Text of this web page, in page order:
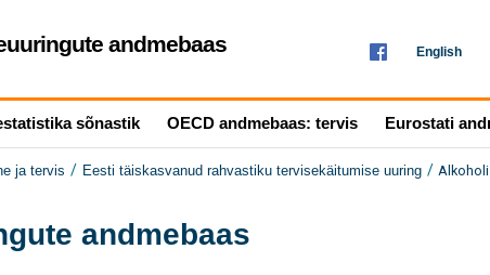
andmebaas English
sõnastik OECD andmebaas: tervis Eurostati
ja tervis / Eesti täiskasvanud rahvastiku tervisekäitumise uuring /
andmebaas